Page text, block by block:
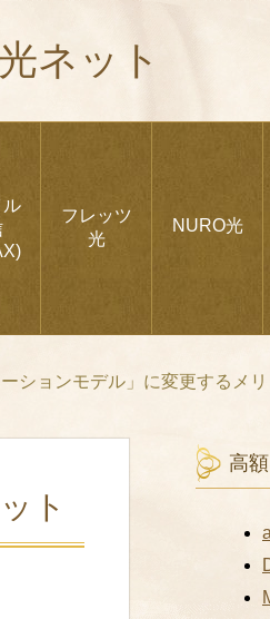
ネット
ル
フレッツ
光
NURO光
ーションモデル」に変更するメリ
ト
高